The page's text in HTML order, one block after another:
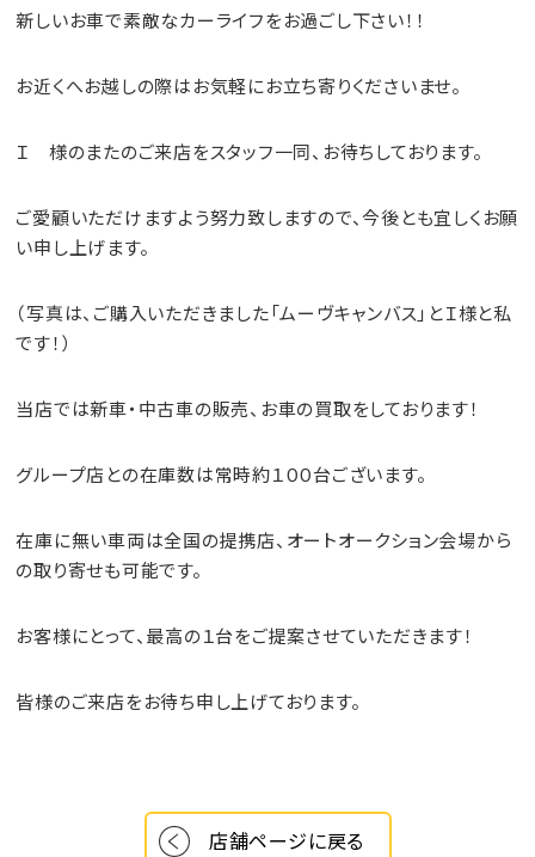
新しいお車で素敵なカーライフをお過ごし下さい！！
お近くへお越しの際はお気軽にお立ち寄りくださいませ。
Ｉ 様のまたのご来店をスタッフ一同、お待ちしております。
ご愛顧いただけますよう努力致しますので、今後とも宜しくお願
い申し上げます。
（写真は、ご購入いただきました「ムーヴキャンバス」とＩ様と私
です！）
当店では新車・中古車の販売、お車の買取をしております！
グループ店との在庫数は常時約１００台ございます。
在庫に無い車両は全国の提携店、オートオークション会場から
の取り寄せも可能です。
お客様にとって、最高の１台をご提案させていただきます！
皆様のご来店をお待ち申し上げております。
店舗ページに戻る